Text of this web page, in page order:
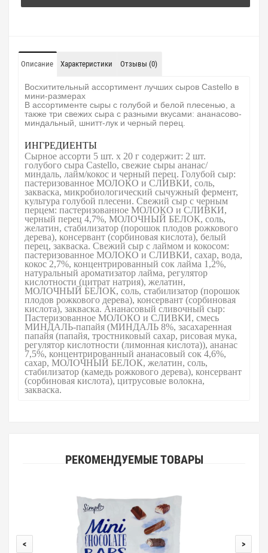
Описание Характеристики Отзывы (0)
Восхитительный ассортимент лучших сыров Castello в
мини-размерах
В ассортименте сыры с голубой и белой плесенью, а
также три свежих сыра с разными вкусами: ананасово-
миндальный, шнитт-лук и черный перец.
ИНГРЕДИЕНТЫ
Сырное ассорти 5 шт. x 20 г содержит: 2 шт.
голубого сыра Castello, свежие сыры ананас/
миндаль, лайм/кокос и черный перец. Голубой сыр:
пастеризованное МОЛОКО и СЛИВКИ, соль,
закваска, микробиологический сычужный фермент,
культура голубой плесени. Свежий сыр с черным
перцем: пастеризованное МОЛОКО и СЛИВКИ,
черный перец 4,7%, МОЛОЧНЫЙ БЕЛОК, соль,
желатин, стабилизатор (порошок плодов рожкового
дерева), консервант (сорбиновая кислота), белый
перец, закваска. Свежий сыр с лаймом и кокосом:
пастеризованное МОЛОКО и СЛИВКИ, сахар, вода,
кокос 2,7%, концентрированный сок лайма 1,2%,
натуральный ароматизатор лайма, регулятор
кислотности (цитрат натрия), желатин,
МОЛОЧНЫЙ БЕЛОК, соль, стабилизатор (порошок
плодов рожкового дерева), консервант (сорбиновая
кислота), закваска. Ананасовый сливочный сыр:
Пастеризованное МОЛОКО и СЛИВКИ, смесь
МИНДАЛЬ-папайя (МИНДАЛЬ 8%, засахаренная
папайя (папайя, тростниковый сахар, рисовая мука,
регулятор кислотности (лимонная кислота)), ананас
7,5%, концентрированный ананасовый сок 4,6%,
сахар, МОЛОЧНЫЙ БЕЛОК, желатин, соль,
стабилизатор (камедь рожкового дерева), консервант
(сорбиновая кислота), цитрусовые волокна,
закваска.
РЕКОМЕНДУЕМЫЕ ТОВАРЫ
< >